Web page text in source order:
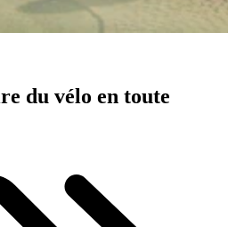
du vélo en toute